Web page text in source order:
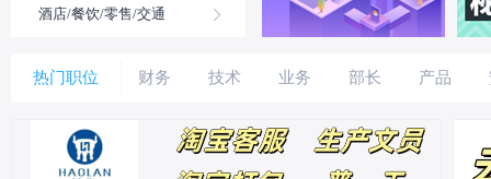
酒店/餐饮/零售/交通
热门职位 财务 技术 业务 部长 产品